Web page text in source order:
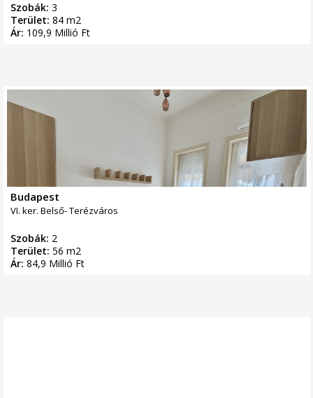
Szobák: 3
Terület: 84 m2
Ár: 109,9 Millió Ft
Budapest
VI. ker. Belső- Terézváros
Szobák: 2
Terület: 56 m2
Ár: 84,9 Millió Ft